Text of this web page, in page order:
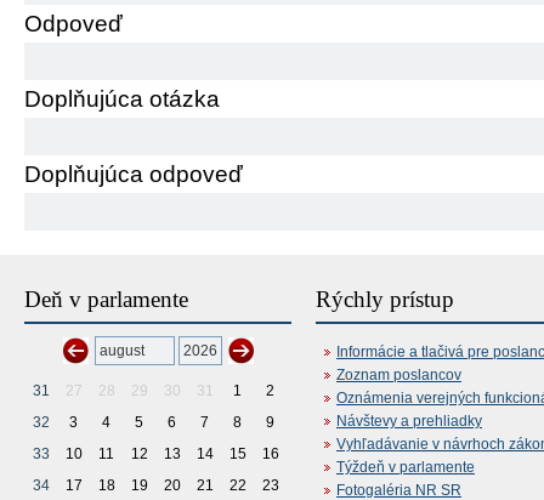
Odpoveď
Doplňujúca otázka
Doplňujúca odpoveď
Deň v parlamente
31 27 28 29 30 31 1
2
32
3 4 5 6 7 8
9
33
10 11 12 13 14 15
16
34
17 18 19 20 21 22
23
Rýchly prístup
Informácie a tlačivá pre
Zoznam poslancov
Oznámenia verejných
Návštevy a prehliadky
Vyhľadávanie v návrhoch
Týždeň v parlamente
Fotogaléria NR SR